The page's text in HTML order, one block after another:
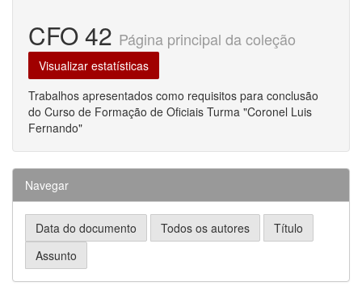
CFO 42 Página principal da coleção
Visualizar estatísticas
Trabalhos apresentados como requisitos para conclusão
do Curso de Formação de Oficiais Turma "Coronel Luis
Fernando"
Navegar